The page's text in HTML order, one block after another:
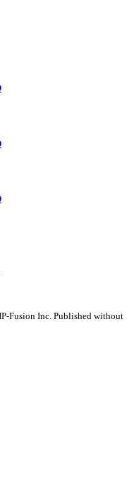
Fusion Inc. Published without